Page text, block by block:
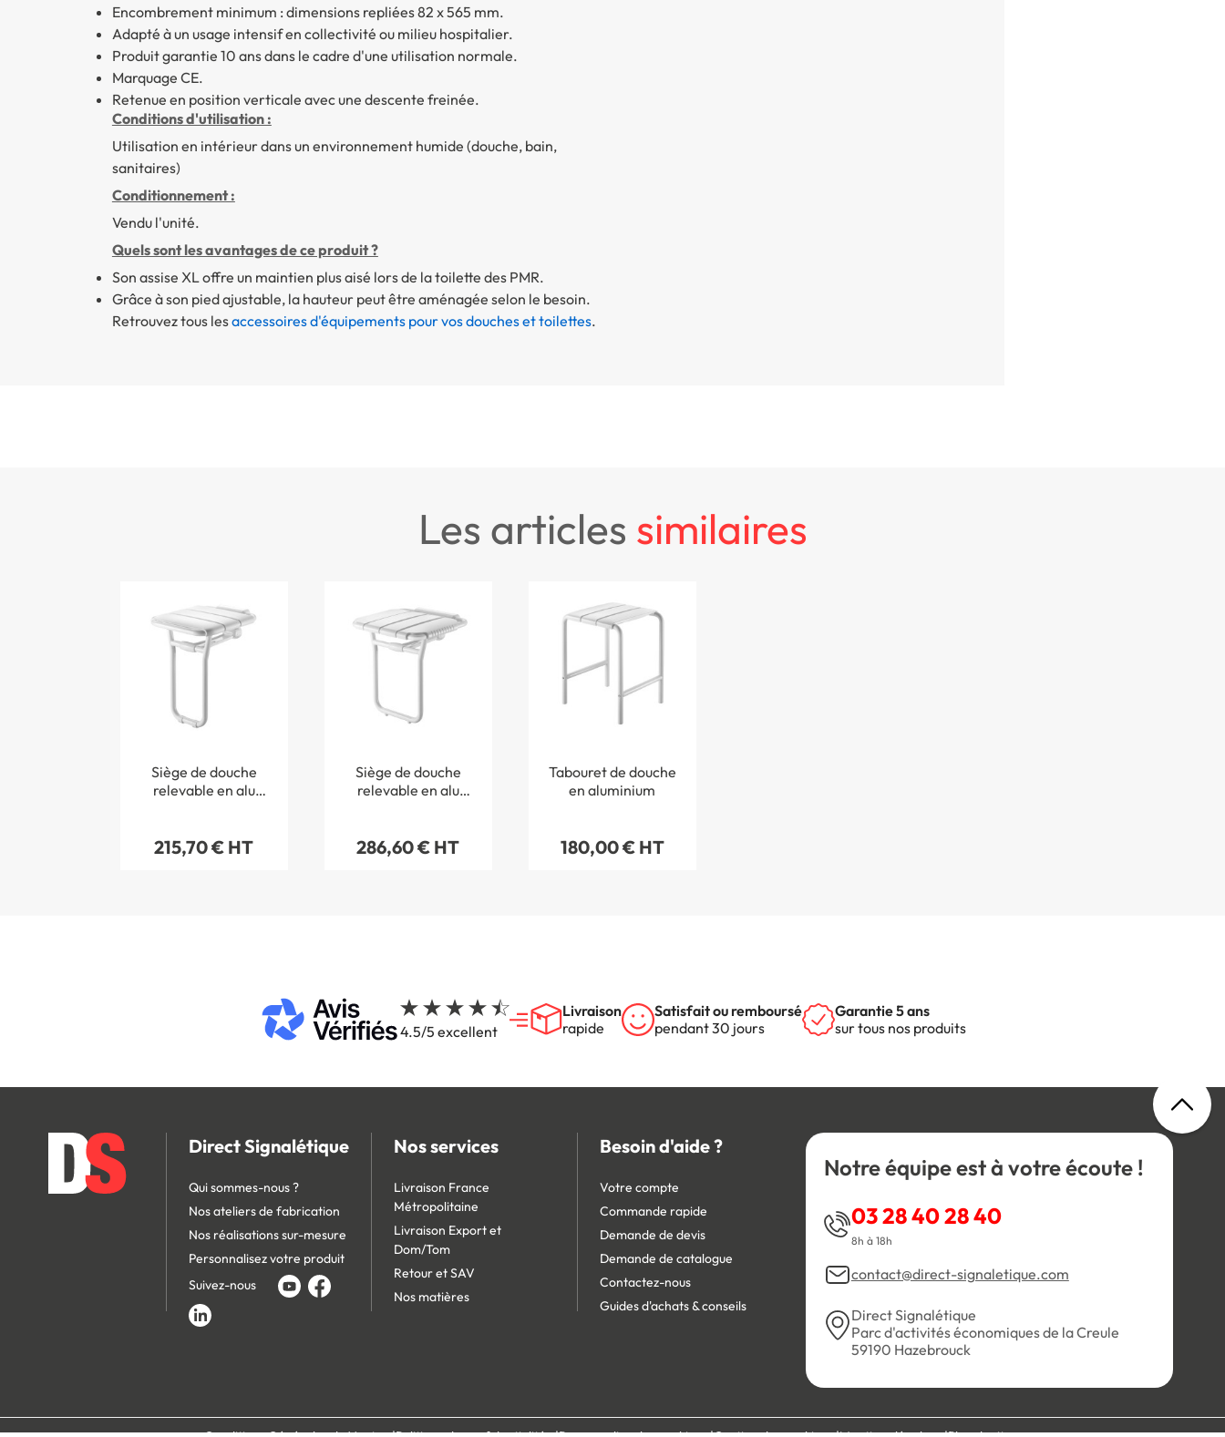
Encombrement minimum : dimensions repliées 82 x 565 mm.
Adapté à un usage intensif en collectivité ou milieu hospitalier.
Produit garantie 10 ans dans le cadre d'une utilisation normale.
Marquage CE.
Retenue en position verticale avec une descente freinée.
Conditions d'utilisation :
Utilisation en intérieur dans un environnement humide (douche, bain,
sanitaires)
Conditionnement :
Vendu l'unité.
Quels sont les avantages de ce produit ?
Son assise XL offre un maintien plus aisé lors de la toilette des PMR.
Grâce à son pied ajustable, la hauteur peut être aménagée selon le besoin.
Retrouvez tous lesaccessoires d'équipements pour vos douches et toilettes.
les articles similaires
Siège de douche
relevable en alu
215,70 € HT
Siège de douche
relevable en alu
286,60 € HT
Tabouret de douche
en aluminium
180,00 € HT
4.5/5 excellent
Livraison
rapide
Satisfait ou remboursé
pendant 30 jours
Garantie 5 ans
sur tous nos produits
Direct Signalétique
Qui sommes-nous ?
Nos ateliers de fabrication
Nos réalisations sur-mesure
Personnalisez votre produit
Suivez-nous
Nos services
Livraison France
Métropolitaine
Livraison Export et
Dom/Tom
Retour et SAV
Nos matières
Besoin d'aide ?
Votre compte
Commande rapide
Demande de devis
Demande de catalogue
Contactez-nous
Guides d'achats & conseils
Notre équipe est à votre écoute !
03 28 40 28 40
8h à 18h
contact@direct-signaletique.com
Direct Signalétique
Parc d'activités économiques de la Creule
59190 Hazebrouck